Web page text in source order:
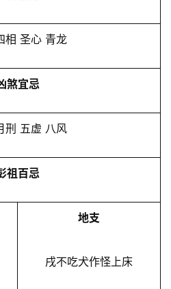
相 圣心 青龙
煞宜忌
刑 五虚 八风
祖百忌
地支
戌不吃犬作怪上床